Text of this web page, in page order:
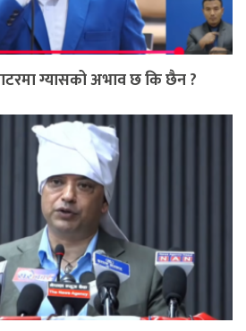
ग्यासको अभाव छ कि छैन ?